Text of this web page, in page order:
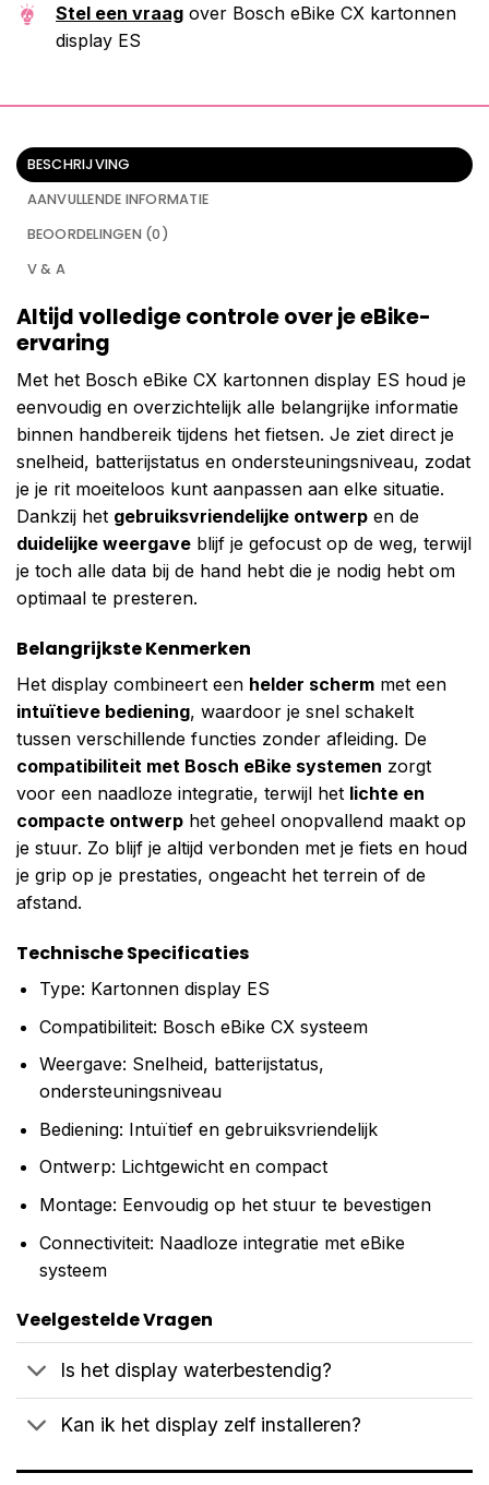
Stel een vraag over Bosch eBike CX kartonnen
display ES
BESCHRIJVING
AANVULLENDE INFORMATIE
BEOORDELINGEN (0)
V & A
Altijd volledige controle over je eBike-
ervaring
Met het Bosch eBike CX kartonnen display ES houd je
eenvoudig en overzichtelijk alle belangrijke informatie
binnen handbereik tijdens het fietsen. Je ziet direct je
snelheid, batterijstatus en ondersteuningsniveau, zodat
je je rit moeiteloos kunt aanpassen aan elke situatie.
Dankzij het gebruiksvriendelijke ontwerp en de
duidelijke weergave blijf je gefocust op de weg, terwijl
je toch alle data bij de hand hebt die je nodig hebt om
optimaal te presteren.
Belangrijkste Kenmerken
Het display combineert een helder scherm met een
intuïtieve bediening, waardoor je snel schakelt
tussen verschillende functies zonder afleiding. De
compatibiliteit met Bosch eBike systemen zorgt
voor een naadloze integratie, terwijl het lichte en
compacte ontwerp het geheel onopvallend maakt op
je stuur. Zo blijf je altijd verbonden met je fiets en houd
je grip op je prestaties, ongeacht het terrein of de
afstand.
Technische Specificaties
Type: Kartonnen display ES
Compatibiliteit: Bosch eBike CX systeem
Weergave: Snelheid, batterijstatus,
ondersteuningsniveau
Bediening: Intuïtief en gebruiksvriendelijk
Ontwerp: Lichtgewicht en compact
Montage: Eenvoudig op het stuur te bevestigen
Connectiviteit: Naadloze integratie met eBike
systeem
Veelgestelde Vragen
Is het display waterbestendig?
Kan ik het display zelf installeren?